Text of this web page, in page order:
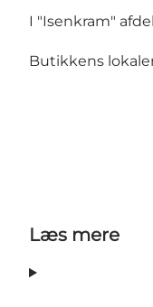
I "Isenkram"
Butikkens
Læs mere